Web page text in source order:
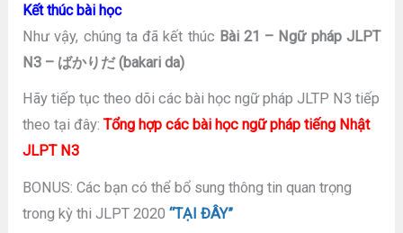
Kết thúc bài học
Như vậy, chúng ta đã kết thúc Bài 21 – Ngữ pháp JLPT
N3 – ばかりだ (bakari da)
Hãy tiếp tục theo dõi các bài học ngữ pháp JLTP N3 tiếp
theo tại đây:Tổng hợp các bài học ngữ pháp tiếng Nhật
JLPT N3
BONUS: Các bạn có thể bổ sung thông tin quan trọng
trong kỳ thi JLPT 2020“TẠI ĐÂY”